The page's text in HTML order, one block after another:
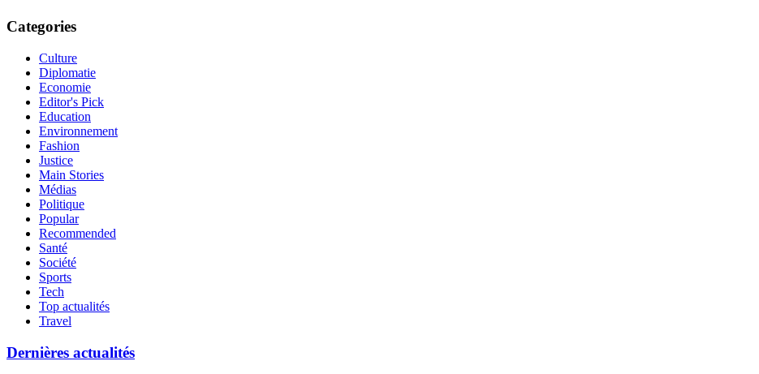
Categories
Culture
Diplomatie
Economie
Editor's Pick
Education
Environnement
Fashion
Justice
Main Stories
Médias
Politique
Popular
Recommended
Santé
Société
Sports
Tech
Top actualités
Travel
Dernières actualités